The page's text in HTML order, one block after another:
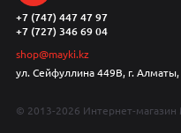
+7 (747) 447 47 97
+7 (727) 346 69 04
shop@mayki.kz
ул. Сейфуллина 449В, г. Алматы,
© 2013-2026 Интернет-магазин